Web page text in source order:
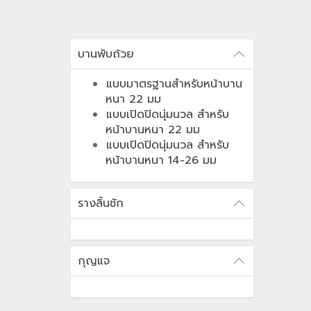
บานพับถ้วย
แบบมาตรฐานสำหรับหน้าบาน
หนา 22 มม
แบบเปิดปิดนุ่มนวล สำหรับ
หน้าบานหนา 22 มม
แบบเปิดปิดนุ่มนวล สำหรับ
หน้าบานหนา 14-26 มม
รางลิ้นชัก
กุญแจ